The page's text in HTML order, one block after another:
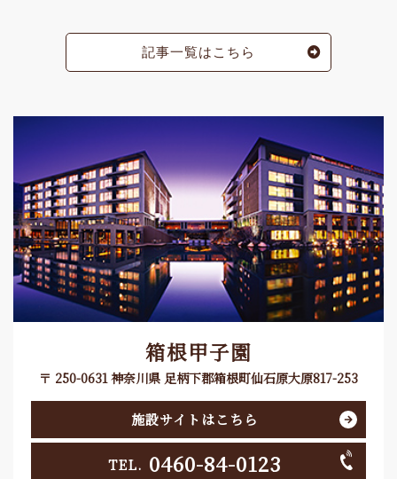
記事一覧はこちら
箱根甲子園
〒 250-0631 神奈川県 足柄下郡箱根町仙石原大原817-253
施設サイトはこちら
TEL. 0460-84-0123